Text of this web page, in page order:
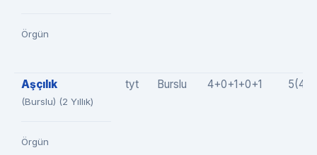
Örgün
Aşçılık
(Burslu) (2 Yıllık)
Örgün
tyt Burslu 4+0+1+0+1